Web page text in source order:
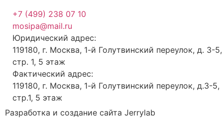
+7 (499) 238 07 10
mosipa@mail.ru
Юридический адрес:
119180, г. Москва, 1-й Голутвинский переулок, д. 3-5,
стр. 1, 5 этаж
Фактический адрес:
119180, г. Москва, 1-й Голутвинский переулок, д.3-5,
стр.1, 5 этаж
Разработка и создание сайта Jerrylab